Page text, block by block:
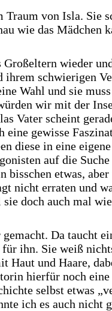
von Isla. Sie
wie das Mädchen
wieder
ihrem schwierigen
Wahl und sie
wir mit der
Vater scheint
eine gewisse
diese in eine
auf die
bisschen etwas,
nicht erraten und
doch auch mal
Da taucht
ihn. Sie weiß
Haut und Haare,
hierfür noch eine
selbst etwas
ich es auch nicht